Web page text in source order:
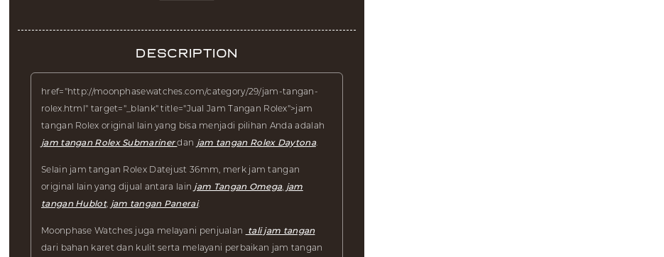
Description
href="http://moonphasewatches.com/category/29/jam-tangan-
rolex.html" target="_blank" title="Jual Jam Tangan Rolex">jam
tangan Rolex original lain yang bisa menjadi pilihan Anda adalah
jam tangan Rolex Submarinerdan jam tangan Rolex Daytona.
Selain jam tangan Rolex Datejust 36mm, merk jam tangan
original lain yang dijual antara lain jam Tangan Omega, jam
tangan Hublot, jam tangan Panerai.
Moonphase Watches juga melayani penjualan tali jam tangan
dari bahan karet dan kulit serta melayani perbaikan jam tangan